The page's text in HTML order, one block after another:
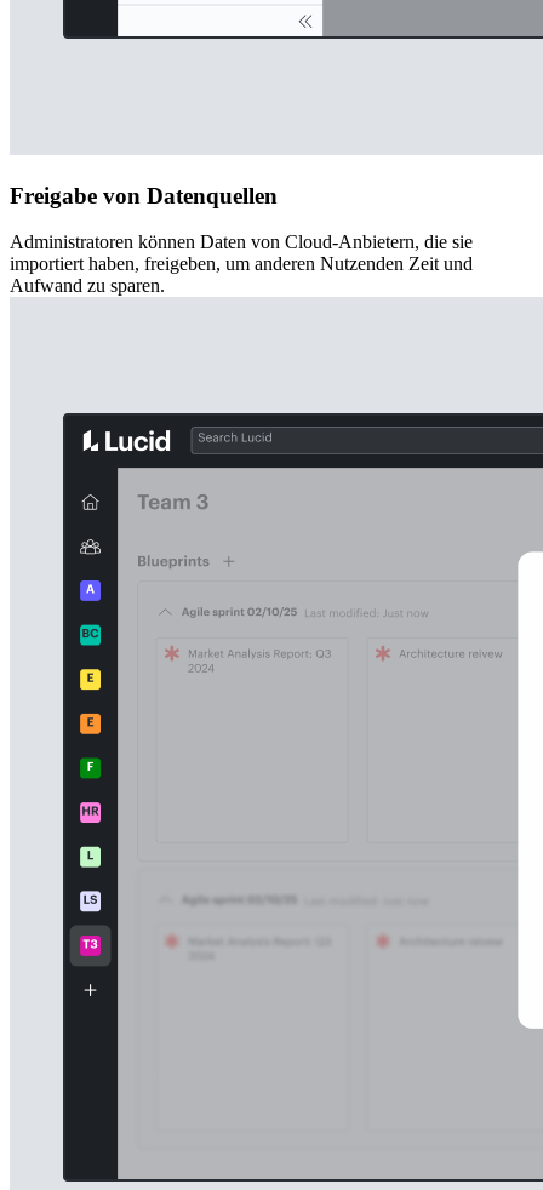
Freigabe von Datenquellen
Administratoren können Daten von Cloud-Anbietern, die sie
importiert haben, freigeben, um anderen Nutzenden Zeit und
Aufwand zu sparen.